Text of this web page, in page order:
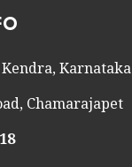
Karnataka
Chamarajapet